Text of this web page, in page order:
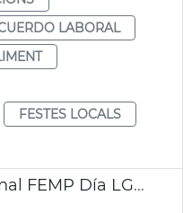
LABORAL
FESTES LOCALS
Declaración Institucional FEMP Día LGTBI